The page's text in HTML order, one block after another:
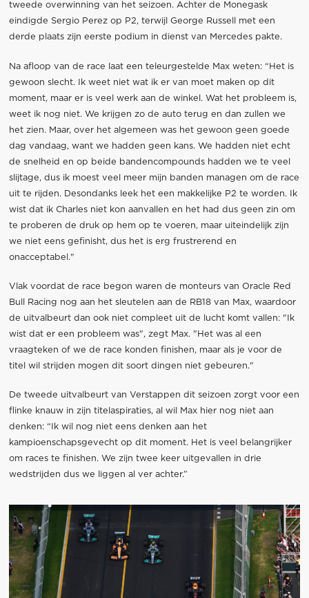
tweede overwinning van het seizoen. Achter de Monegask
eindigde Sergio Perez op P2, terwijl George Russell met een
derde plaats zijn eerste podium in dienst van Mercedes pakte.
Na afloop van de race laat een teleurgestelde Max weten: “Het is
gewoon slecht. Ik weet niet wat ik er van moet maken op dit
moment, maar er is veel werk aan de winkel. Wat het probleem is,
weet ik nog niet. We krijgen zo de auto terug en dan zullen we
het zien. Maar, over het algemeen was het gewoon geen goede
dag vandaag, want we hadden geen kans. We hadden niet echt
de snelheid en op beide bandencompounds hadden we te veel
slijtage, dus ik moest veel meer mijn banden managen om de race
uit te rijden. Desondanks leek het een makkelijke P2 te worden. Ik
wist dat ik Charles niet kon aanvallen en het had dus geen zin om
te proberen de druk op hem op te voeren, maar uiteindelijk zijn
we niet eens gefinisht, dus het is erg frustrerend en
onacceptabel."
Vlak voordat de race begon waren de monteurs van Oracle Red
Bull Racing nog aan het sleutelen aan de RB18 van Max, waardoor
de uitvalbeurt dan ook niet compleet uit de lucht komt vallen: "Ik
wist dat er een probleem was", zegt Max. "Het was al een
vraagteken of we de race konden finishen, maar als je voor de
titel wil strijden mogen dit soort dingen niet gebeuren."
De tweede uitvalbeurt van Verstappen dit seizoen zorgt voor een
flinke knauw in zijn titelaspiraties, al wil Max hier nog niet aan
denken: “Ik wil nog niet eens denken aan het
kampioenschapsgevecht op dit moment. Het is veel belangrijker
om races te finishen. We zijn twee keer uitgevallen in drie
wedstrijden dus we liggen al ver achter.”